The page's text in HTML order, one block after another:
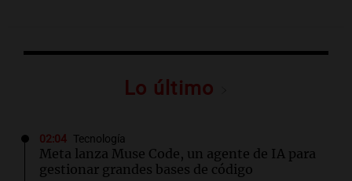
Lo último
02:04 Tecnología
Meta lanza Muse Code, un agente de IA para
gestionar grandes bases de código